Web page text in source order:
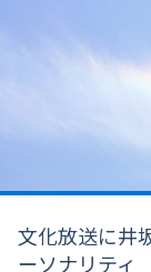
文化放送に井
ーソナリティ